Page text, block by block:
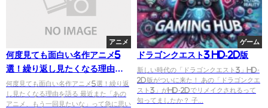
アニメ
何度見ても面白い名作アニメ5
選！繰り返し見たくなる理由を
語る
何度見ても面白い名作アニメ5選！繰り返
し見たくなる理由を語る 最近また「あの
アニメ、もう一回見たいな」って急に思い
ゲーム
ドラゴンクエスト3 HD-2D版
新しい時代の「ドラゴンクエスト3」HD-
2D版がついに来た！ あの「ドラゴンクエ
スト3」がHD-2Dでリメイクされるって
知ってましたか？ 子...